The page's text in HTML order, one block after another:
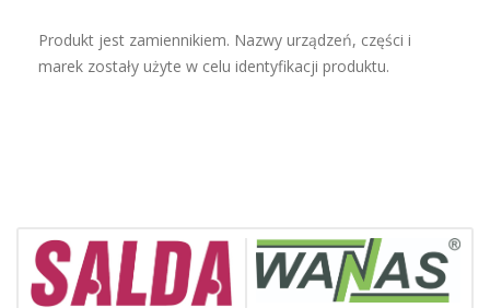
Produkt jest zamiennikiem. Nazwy urządzeń, części i
marek zostały użyte w celu identyfikacji produktu.